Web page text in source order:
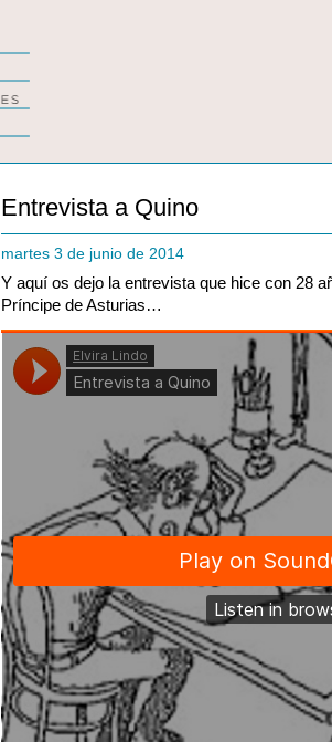
Entrevista a Quino
martes 3 de junio de 2014
Y aquí os dejo la entrevista que hice con 28
Príncipe de Asturias…